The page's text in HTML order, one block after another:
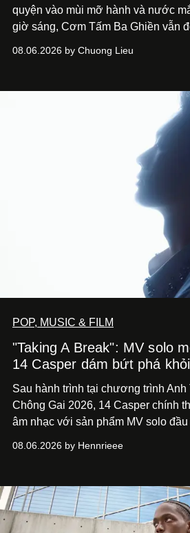
quyện vào mùi mỡ hành và nước
giờ sáng, Cơm Tấm Ba Ghiền vẫn
08.06.2026 by Chuong Lieu
POP, MUSIC & FILM
"Taking A Break": MV solo
14 Casper dám bứt phá
Sau hành trình tại chương trình
Chông Gai 2026, 14 Casper chính
âm nhạc với sản phẩm MV solo
bước chuyển mình của 14 Casper
của nam nghệ sĩ khi lần đầu tiên
solo được đầu tư toàn diện từ sáng
diễn đến hình ảnh.
08.06.2026 by Hennrieee